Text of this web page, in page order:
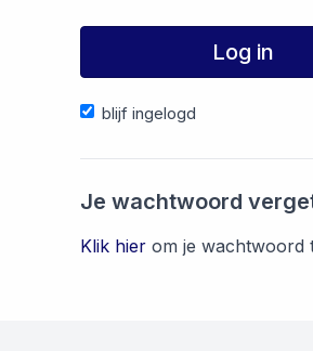
Log in
blijf ingelogd
Je wachtwoord
Klik hier om je wachtwoord